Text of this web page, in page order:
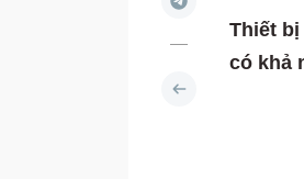
Thiết
có khả